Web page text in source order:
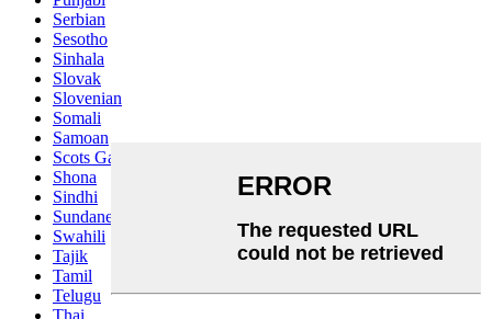
Serbian
Sesotho
Sinhala
Slovak
Slovenian
Somali
Samoan
Scots Gaelic
Shona
Sindhi
Sundanese
Swahili
Tajik
Tamil
Telugu
Thai